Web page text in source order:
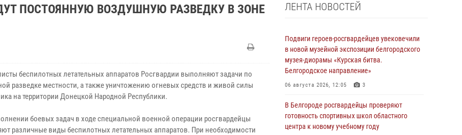
ПОСТОЯННУЮ ВОЗДУШНУЮ РАЗВЕДКУ В ЗОНЕ
беспилотных летательных аппаратов Росгвардии выполняют задачи по
разведке местности, а также уничтожению огневых средств и живой силы
на территории Донецкой Народной Республики.
боевых задач в ходе специальной военной операции росгвардейцы
различные виды беспилотных летательных аппаратов. При необходимости
ЛЕНТА НОВОСТЕЙ
Подвиги героев‑росгвардейцев увековечили
в новой музейной экспозиции белгородского
музея‑диорамы «Курская битва.
Белгородское направление»
06 августа 2026, 12:05 3
В Белгороде росгвардейцы проверяют
готовность спортивных школ областного
центра к новому учебному году